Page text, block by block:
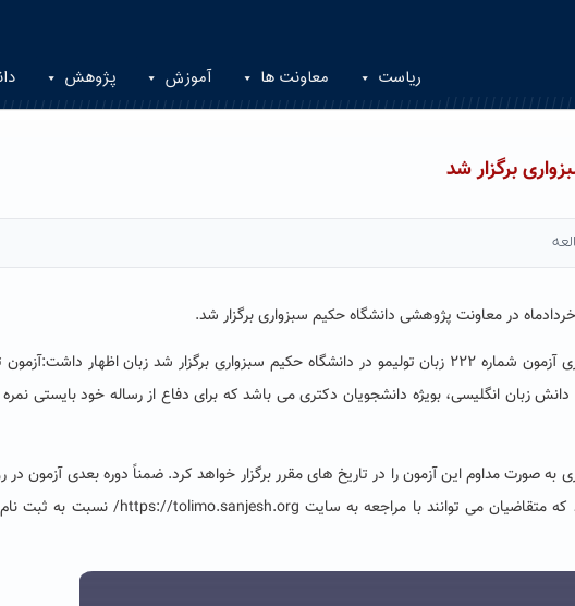
ریاست معاونت ها آموزش پژوهش
برگزار شد
هادی کیخسروی نماینده دانشگاه در امر برگزاری آزمون شماره ۲۲۲ زبان تولیمو در دانشگاه حکیم سبزواری برگزار شد زبان اظهار
زبان انگلیسی، بویژه دانشجویان دکتری می باشد که برای دفاع از رساله خود بایستی
صورت مداوم این آزمون را در تاریخ های مقرر برگزار خواهد کرد. ضمناً دوره بعدی آزمون در
https://tolimo.sanjesh.org
/ نسبت به ثبت نام